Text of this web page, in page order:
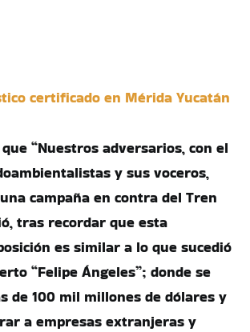
certificado en Mérida Yucatán
“Nuestros adversarios, con el
y sus voceros,
campaña en contra del Tren
tras recordar que esta
es similar a lo que sucedió
“Felipe Ángeles”; donde se
de 100 mil millones de dólares y
a empresas extranjeras y